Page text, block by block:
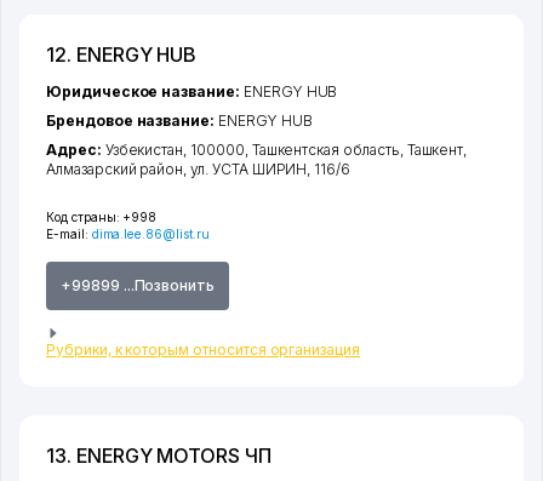
12. ENERGY HUB
Код страны: +998
E-mail: dima.lee.86@list.ru
+99899 ...Позвонить
Рубрики, к которым относится организация
Юридическое название: ENERGY HUB
Брендовое название: ENERGY HUB
Адрес: Узбекистан, 100000, Ташкентская область, Ташкент,
Алмазарский район,ул. УСТА ШИРИН, 116/6
13. ENERGY MOTORS ЧП